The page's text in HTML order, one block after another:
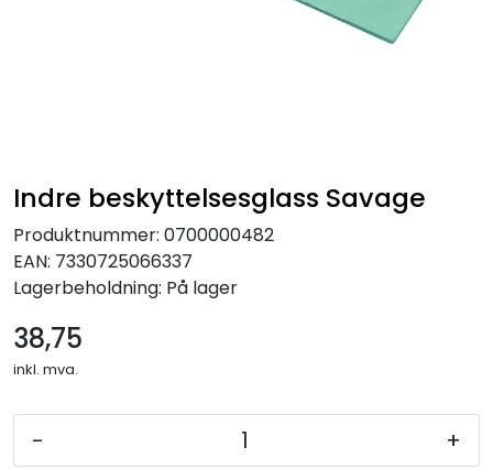
Indre beskyttelsesglass Savage
Produktnummer: 0700000482
EAN: 7330725066337
Lagerbeholdning: På lager
38,75
inkl. mva.
- +